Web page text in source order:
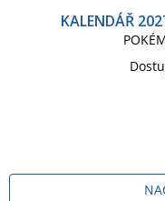
KALENDÁŘ